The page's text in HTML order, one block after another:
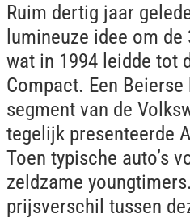
Ruim dertig jaar
lumineuze idee om
wat in 1994 leidde tot
Compact. Een
segment van de
tegelijk presenteerde
Toen typische auto’s
zeldzame
prijsverschil tussen